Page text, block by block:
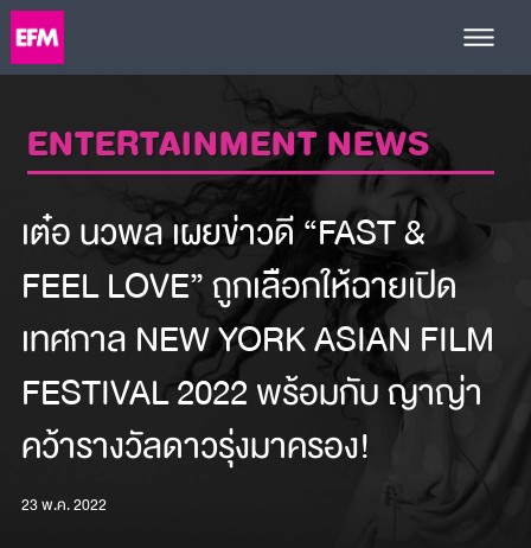
ENTERTAINMENT NEWS
เต๋อ นวพล เผยข่าวดี “FAST &
FEEL LOVE” ถูกเลือกให้ฉายเปิด
เทศกาล NEW YORK ASIAN FILM
FESTIVAL 2022 พร้อมกับ ญาญ่า
คว้ารางวัลดาวรุ่งมาครอง!
23 พ.ค. 2022